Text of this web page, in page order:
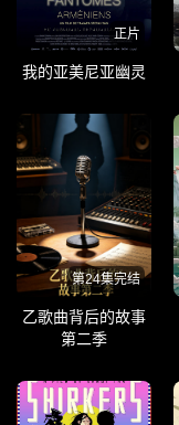
正片
我的亚美尼亚幽灵
第24集完结
乙歌曲背后的故事
第二季